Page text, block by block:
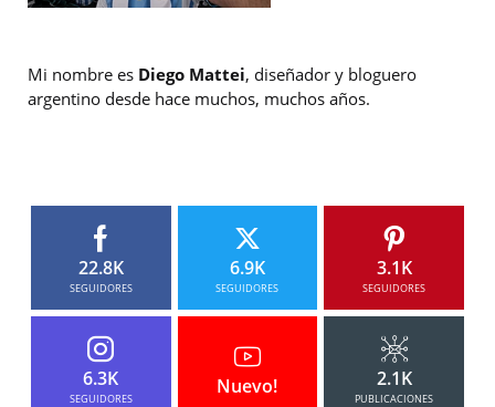
Mi nombre es Diego Mattei, diseñador y bloguero
argentino desde hace muchos, muchos años.
22.8K
SEGUIDORES
6.9K
SEGUIDORES
3.1K
SEGUIDORES
6.3K
SEGUIDORES
Nuevo! 2.1K
PUBLICACIONES